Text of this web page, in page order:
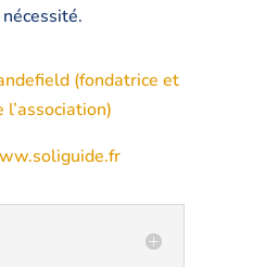
(fondatrice et